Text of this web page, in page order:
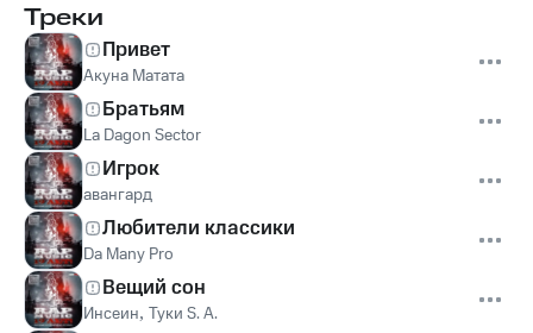
Треки
Привет
Акуна Матата
Братьям
La Dagon Sector
Игрок
авангард
Любители классики
Da Many Pro
Вещий сон
Инсеин, Туки S. A.